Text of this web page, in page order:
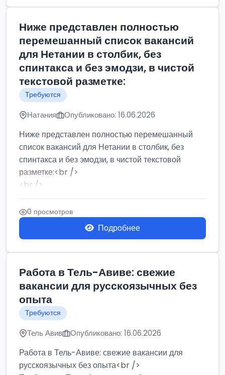
Ниже представлен полностью
перемешанный список вакансий
для Нетании в столбик, без
спинтакса и без эмодзи, в чистой
текстовой разметке:
Требуются
Натания Опубликовано: 16.06.2026
Ниже представлен полностью перемешанный
список вакансий для Нетании в столбик, без
спинтакса и без эмодзи, в чистой текстовой
разметке:<br />
<br />
Работа в Нетании на мебельном производстве:
требу...
0 просмотров
Подробнее
Работа в Тель-Авиве: свежие
вакансии для русскоязычных без
опыта
Требуются
Тель Авив Опубликовано: 16.06.2026
Работа в Тель-Авиве: свежие вакансии для
русскоязычных без опыта<br />